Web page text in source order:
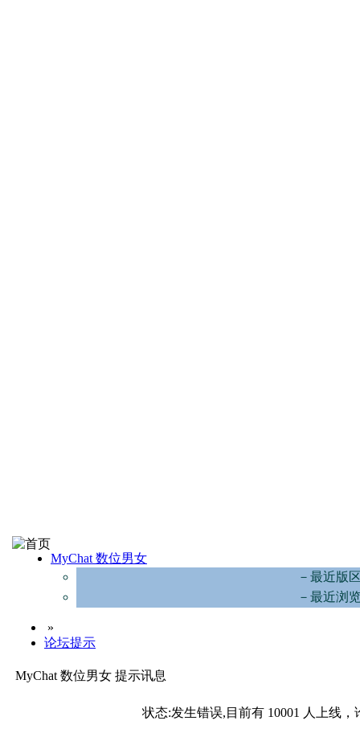
MyChat 数位男女
－最近版
－最近浏
»
论坛提示
MyChat 数位男女 提示讯息
状态:发生错误,目前有 10001 人上线